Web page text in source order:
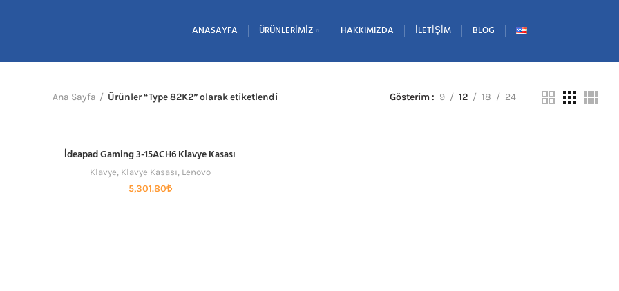
ANASAYFA ÜRÜNLERIMIZ HAKKIMIZDA İLETIŞIM BLOG
Ana Sayfa Ürünler “Type 82K2” olarak etiketlendi Gösterim 9 12 18 24
SEPETE EKLE
İdeapad Gaming 3-15ACH6 Klavye Kasası
Klavye, Klavye Kasası, Lenovo
5,301.80₺